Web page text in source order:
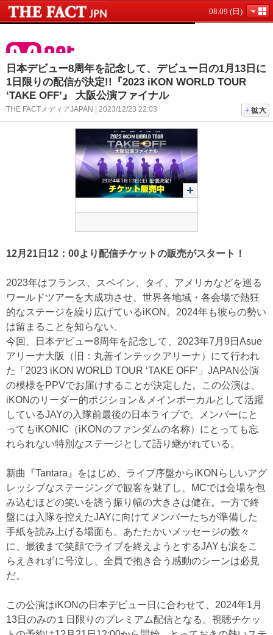
08.09 (日)
日本デビュー8周年を記念して、デビュー日の1月13日に
1日限りの配信が決定!!『2023 iKON WORLD TOUR
‘TAKE OFF’』 大阪公演ファイナル
THE FACTメディアJAPAN | 2023/12/23 22:03
12月21日12：00より配信チケットの販売がスタート！
2023年はフランス、スペイン、タイ、アメリカなどを巡る
ワールドツアーを大成功させ、世界各地域・各会場で熱狂
的なステージを繰り広げているiKON。2024年も彼らの勢い
は留まることを知らない。
今回、日本デビュー8周年を記念して、2023年7月9日Asue
アリーナ大阪（旧：丸善インテックアリーナ）にて行われ
た「2023 iKON WORLD TOUR ‘TAKE OFF’」JAPAN公演
の模様をPPVでお届けすることが決定した。この公演は、
iKONのリーダー的ポジション＆メインボーカルとして活躍
しているJAYの入隊前最後の日本ライブで、メンバーにと
ってもiKONIC（iKONのファンダムの名称）にとっても忘
れられない特別なステージとして語り継がれている。
新曲『Tantara』をはじめ、ライブ序盤からiKONらしいアグ
レッシブなステージングで観客を魅了し、MCでは会場を包
み込むほどの笑いを誘う振り幅の大きさは健在。一方で終
盤には入隊を控えたJAYに向けてメンバーたちが準備した
手紙を読み上げる場面も。あたたかいメッセージの数々
に、最後まで笑顔でライブを終えようとするJAYも涙をこ
らえきれずに号泣し、全員で抱き合う感動のシーンは必見
だ。
この公演はiKONの日本デビュー日に合わせて、2024年1月
13日のみの１日限りのプレミアム配信となる。視聴チケッ